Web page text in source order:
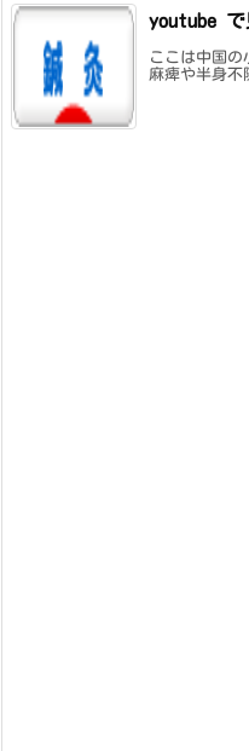
youtube で
ここは中国
麻痺や半身